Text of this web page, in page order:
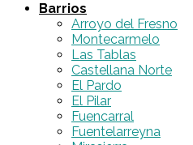
Barrios
Arroyo del Fresno
Montecarmelo
Las Tablas
Castellana Norte
El Pardo
El Pilar
Fuencarral
Fuentelarreyna